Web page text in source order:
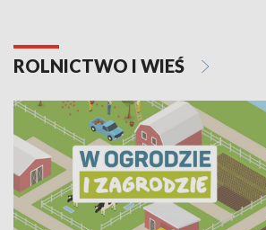
ROLNICTWO I WIEŚ